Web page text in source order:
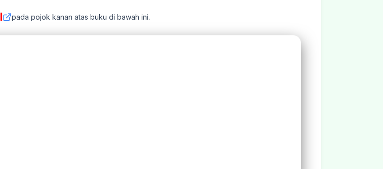
pada pojok kanan atas buku di bawah ini.